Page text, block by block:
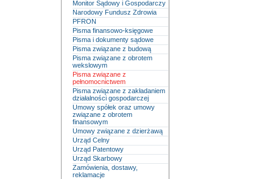
Monitor Sądowy i Gospodarczy
Narodowy Fundusz Zdrowia
PFRON
Pisma finansowo-księgowe
Pisma i dokumenty sądowe
Pisma związane z budową
Pisma związane z obrotem
wekslowym
Pisma związane z
pełnomocnictwem
Pisma związane z zakładaniem
działalności gospodarczej
Umowy spółek oraz umowy
związane z obrotem
finansowym
Umowy związane z dzierżawą
Urząd Celny
Urząd Patentowy
Urząd Skarbowy
Zamówienia, dostawy,
reklamacje